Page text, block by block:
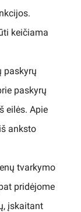
keičiama
paskyrų
paskyrų
eilės. Apie
anksto
tvarkymo
pridėjome
įskaitant